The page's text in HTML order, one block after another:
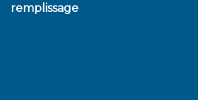
remplissage